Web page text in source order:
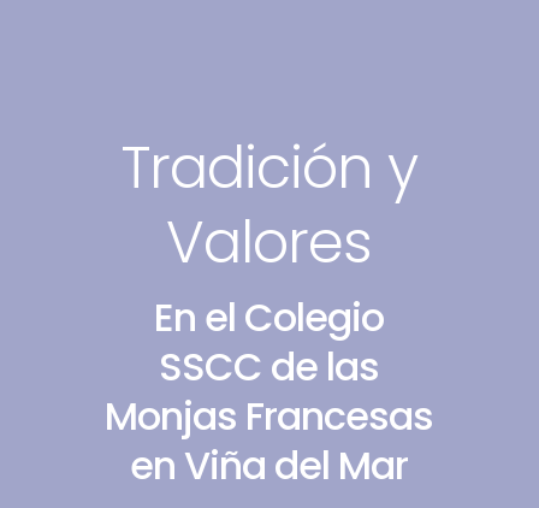
Tradición y
Valores
En el Colegio
SSCC de las
Monjas Francesas
en Viña del Mar